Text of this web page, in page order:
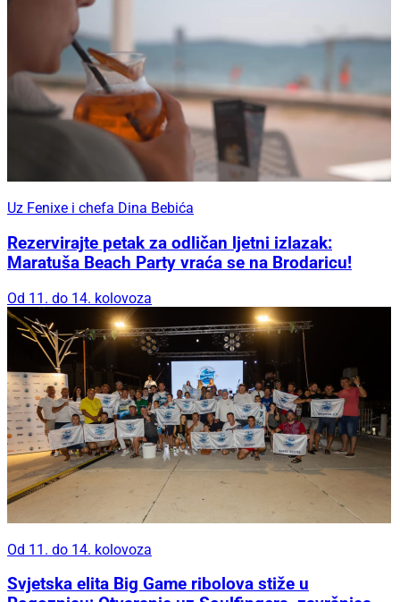
Uz Fenixe i chefa Dina Bebića
Rezervirajte petak za odličan ljetni izlazak:
Maratuša Beach Party vraća se na Brodaricu!
Od 11. do 14. kolovoza
Od 11. do 14. kolovoza
Svjetska elita Big Game ribolova stiže u